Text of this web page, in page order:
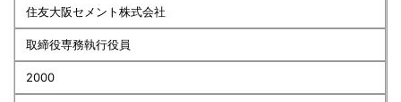
住友大阪セメント株式会社
取締役専務執行役員
2000